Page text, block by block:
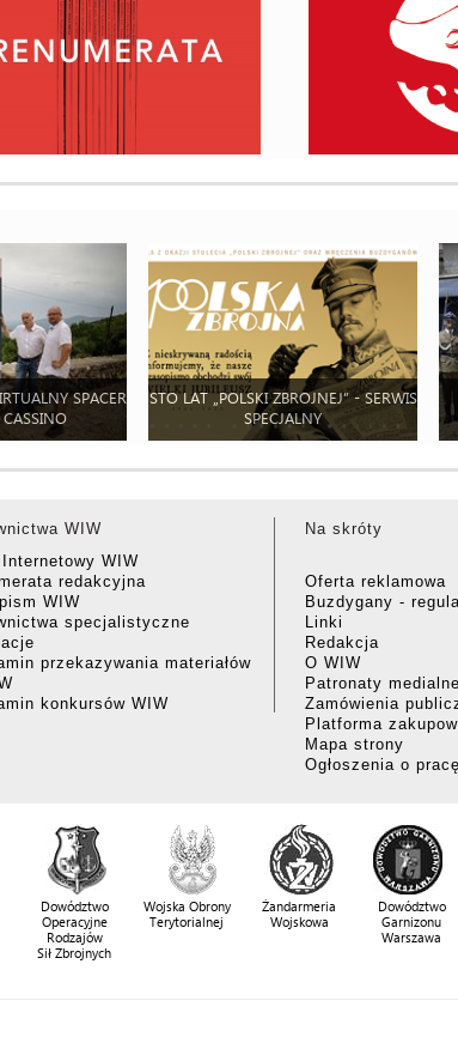
SPACER
STO LAT „POLSKI ZBROJNEJ” - SERWIS
SPECJALNY
WIW
WIW
redakcyjna
WIW
specjalistyczne
przekazywania materiałów
konkursów WIW
Na skróty
Oferta reklamowa
Buzdygany -
Linki
Redakcja
O WIW
Patronaty medialne
Zamówienia
Platforma
Mapa strony
Ogłoszenia o pracę
Dowództwo
Operacyjne
Rodzajów
Sił Zbrojnych
Wojska Obrony
Terytorialnej
Żandarmeria
Wojskowa
Dowództwo
Garnizonu
Warszawa